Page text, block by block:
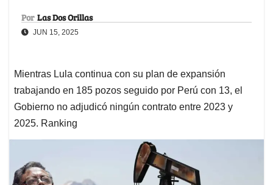
Por Las Dos Orillas
JUN 15, 2025
Mientras Lula continua con su plan de expansión
trabajando en 185 pozos seguido por Perú con 13, el
Gobierno no adjudicó ningún contrato entre 2023 y
2025. Ranking